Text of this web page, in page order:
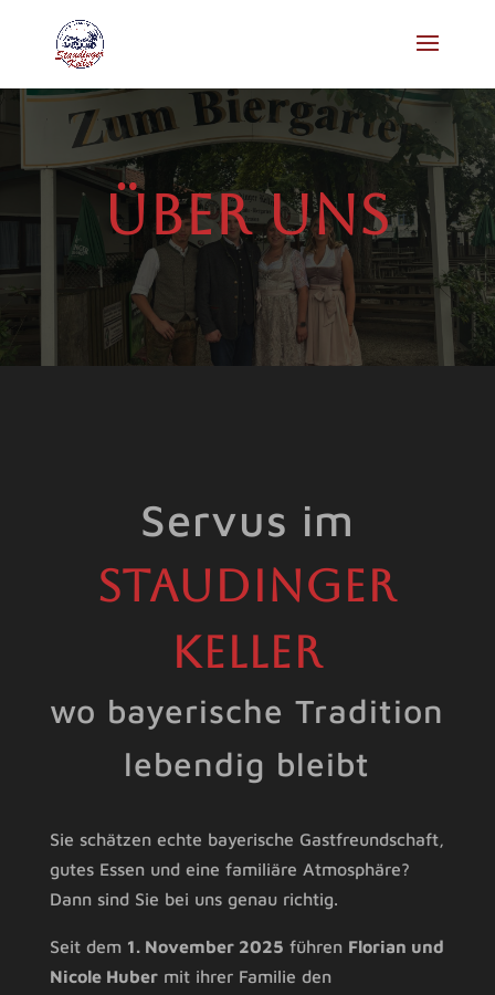
Über uns
Servus im
Staudinger
Keller
wo bayerische Tradition
lebendig bleibt
Sie schätzen echte bayerische Gastfreundschaft,
gutes Essen und eine familiäre Atmosphäre?
Dann sind Sie bei uns genau richtig.
Seit dem 1. November 2025 führen Florian und
Nicole Hubermit ihrer Familie den